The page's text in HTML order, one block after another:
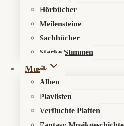
Hörbücher
Meilensteine
Sachbücher
Starke Stimmen
Musik
Alben
Playlisten
Verfluchte Platten